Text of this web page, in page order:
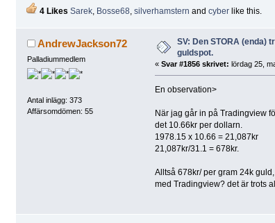
4 Likes Sarek, Bosse68, silverhamstern and cyberlike this.
AndrewJackson72
Palladiummedlem
Antal inlägg: 373
Affärsomdömen: 55
SV: Den STORA (enda)
guldspot.
« Svar #1856 skrivet: lördag 25,
En observation>
När jag går in på Tradingview
det 10.66kr per dollarn.
1978.15 x 10.66 = 21,087kr
21,087kr/31.1 = 678kr.
Alltså 678kr/ per gram 24k
med Tradingview? det är trots